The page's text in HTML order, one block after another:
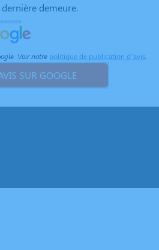
demeure.
Voir notre politique de publication d’avis.
SUR GOOGLE